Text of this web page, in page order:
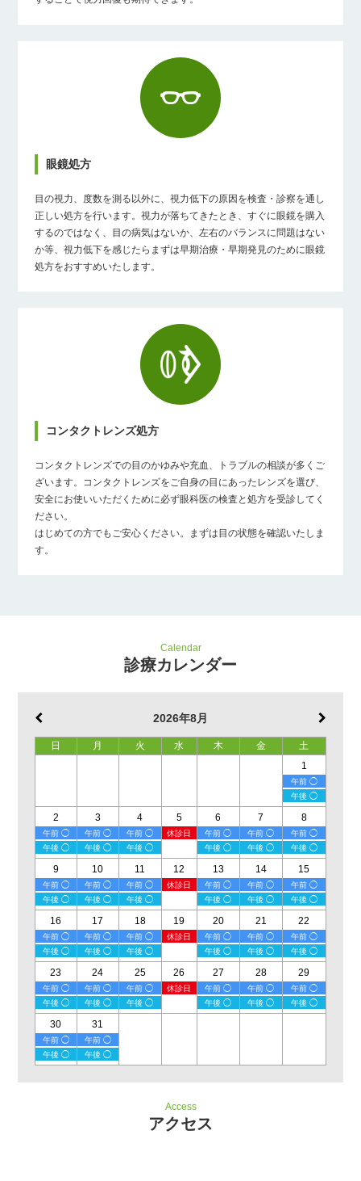
眼鏡処方
目の視力、度数を測る以外に、視力低下の原因を検査・診察を通し
正しい処方を行います。視力が落ちてきたとき、すぐに眼鏡を購入
するのではなく、目の病気はないか、左右のバランスに問題はない
か等、視力低下を感じたらまずは早期治療・早期発見のために眼鏡
処方をおすすめいたします。
コンタクトレンズ処方
コンタクトレンズでの目のかゆみや充血、トラブルの相談が多くご
ざいます。コンタクトレンズをご自身の目にあったレンズを選び、
安全にお使いいただくために必ず眼科医の検査と処方を受診してく
ださい。
はじめての方でもご安心ください。まずは目の状態を確認いたしま
す。
Calendar
診療カレンダー
2026年8月
日 月 火 水 木 金
土
1
午前 ◯
午後 ◯
2
午前 ◯
午後 ◯
3
午前 ◯
午後 ◯
4
午前 ◯
午後 ◯
5
休診日
6
午前 ◯
午後 ◯
7
午前 ◯
午後 ◯
8
午前 ◯
午後 ◯
9
午前 ◯
午後 ◯
10
午前 ◯
午後 ◯
11
午前 ◯
午後 ◯
12
休診日
13
午前 ◯
午後 ◯
14
午前 ◯
午後 ◯
15
午前 ◯
午後 ◯
16
午前 ◯
午後 ◯
17
午前 ◯
午後 ◯
18
午前 ◯
午後 ◯
19
休診日
20
午前 ◯
午後 ◯
21
午前 ◯
午後 ◯
22
午前 ◯
午後 ◯
23
午前 ◯
午後 ◯
24
午前 ◯
午後 ◯
25
午前 ◯
午後 ◯
26
休診日
27
午前 ◯
午後 ◯
28
午前 ◯
午後 ◯
29
午前 ◯
午後 ◯
30
午前 ◯
午後 ◯
31
午前 ◯
午後 ◯
Access
アクセス